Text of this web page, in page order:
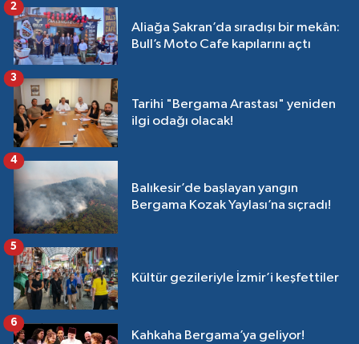
Aliağa Şakran’da sıradışı bir mekân:
Bull’s Moto Cafe kapılarını açtı
2
Tarihi "Bergama Arastası" yeniden
ilgi odağı olacak!
3
Balıkesir’de başlayan yangın
Bergama Kozak Yaylası’na sıçradı!
4
Kültür gezileriyle İzmir’i keşfettiler
5
Kahkaha Bergama’ya geliyor!
6